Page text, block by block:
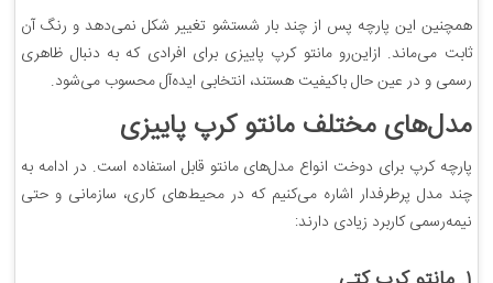
همچنین این پارچه پس از چند بار شستشو تغییر شکل نمی‌دهد و رنگ آن
ثابت می‌ماند. ازاین‌رو مانتو کرپ پاییزی برای افرادی که به دنبال ظاهری
رسمی و در عین حال باکیفیت هستند، انتخابی ایده‌آل محسوب می‌شود.
مدل‌های مختلف مانتو کرپ پاییزی
پارچه کرپ برای دوخت انواع مدل‌های مانتو قابل استفاده است. در ادامه به
چند مدل پرطرفدار اشاره می‌کنیم که در محیط‌های کاری، سازمانی و حتی
نیمه‌رسمی کاربرد زیادی دارند: